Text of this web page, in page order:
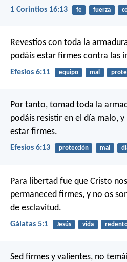
1 Corintios 16:13 fe fuerza
Revestíos con toda la
podáis estar firmes contra las
Efesios 6:11 equipo mal
Por tanto, tomad toda la
podáis resistir en el día malo,
estar firmes.
Efesios 6:13 protección mal
Para libertad fue que Cristo
permaneced firmes, y no os
de esclavitud.
Gálatas 5:1 Jesús vida
Sed firmes y valientes, no